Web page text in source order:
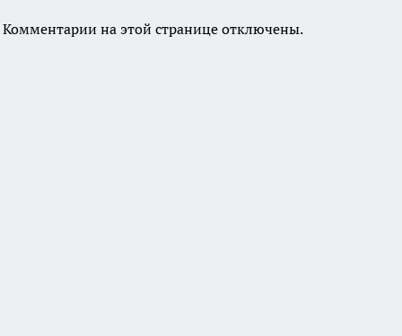
Комментарии на этой странице отключены.